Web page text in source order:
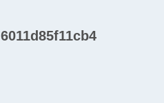
6011d85f11cb4